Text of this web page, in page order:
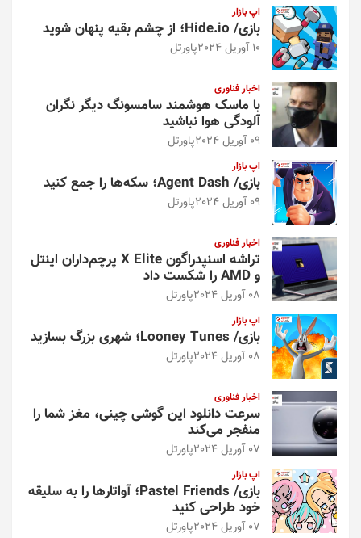
اپ بازار
بازی/ Hide.io؛ از چشم بقیه پنهان شوید
10 آوریل 2024 پاورتل
اخبار فناوری
با ماسک هوشمند سامسونگ دیگر نگران
آلودگی هوا نباشید
09 آوریل 2024 پاورتل
اپ بازار
بازی/ Agent Dash؛ سکه‌ها را جمع کنید
09 آوریل 2024 پاورتل
اخبار فناوری
تراشه اسنپدراگون X Elite پرچم‌داران اینتل
و AMD را شکست داد
08 آوریل 2024 پاورتل
اپ بازار
بازی/ Looney Tunes؛ شهری بزرگ بسازید
08 آوریل 2024 پاورتل
اخبار فناوری
سرعت دانلود این گوشی چینی، مغز شما را
منفجر می‌کند
07 آوریل 2024 پاورتل
اپ بازار
بازی/ Pastel Friends؛ آواتارها را به سلیقه
خود طراحی کنید
07 آوریل 2024 پاورتل